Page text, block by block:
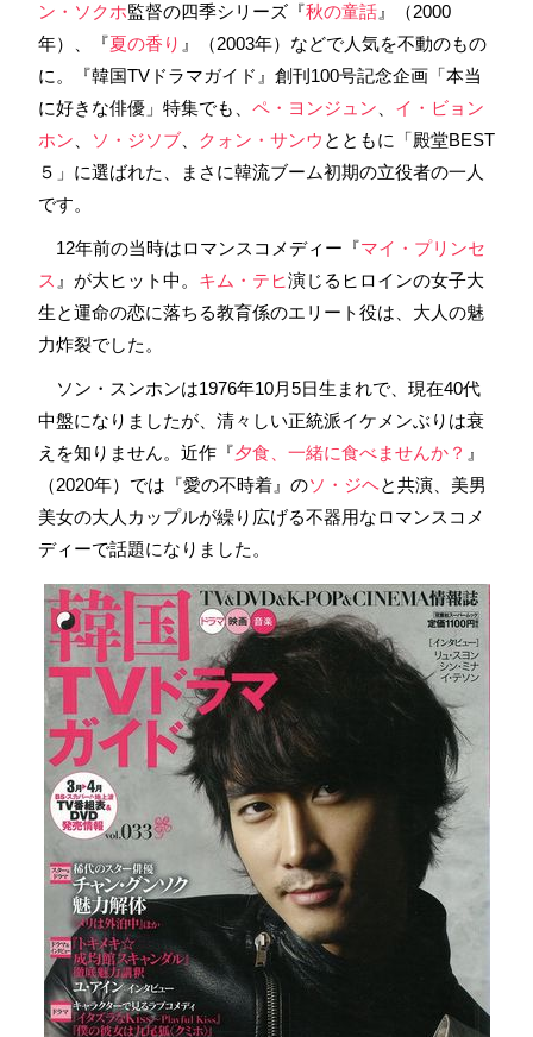
ン・ソクホ監督の四季シリーズ『秋の童話 』（2000
年）、『夏の香り 』（2003年）などで人気を不動のもの
に。『韓国TVドラマガイド』創刊100号記念企画「本当
に好きな俳優」特集でも、 ペ・ヨンジュン
イ・ビョン
ホン
ソ・ジソブ クォン・サンウ とともに「殿堂BEST
５」に選ばれた、まさに韓流ブーム初期の立役者の一人
です。
12年前の当時はロマンスコメディー『マイ・プリンセ
ス 』が大ヒット中。 キム・テヒ演じるヒロインの女子大
生と運命の恋に落ちる教育係のエリート役は、大人の魅
力炸裂でした。
ソン・スンホンは1976年10月5日生まれで、現在40代
中盤になりましたが、清々しい正統派イケメンぶりは衰
えを知りません。近作『夕食、一緒に食べませんか？ 』
（2020年）では『愛の不時着』のソ・ジヘと共演、美男
美女の大人カップルが繰り広げる不器用なロマンスコメ
ディーで話題になりました。